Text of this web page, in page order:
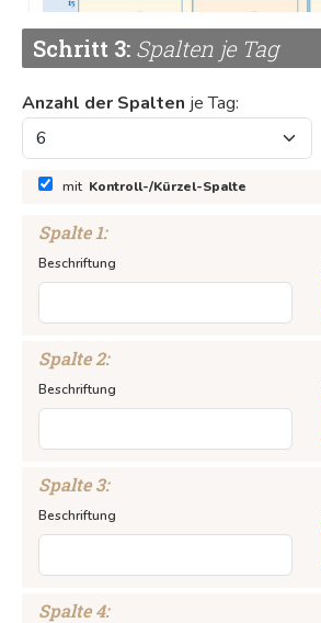
Schritt 3: Spalten je Tag
Anzahl der Spalten je Tag:
mit Kontroll-/Kürzel-Spalte
Spalte1:
Beschriftung
Spalte2:
Beschriftung
Spalte3:
Beschriftung
Spalte4:
notizblock24.de
gutscheinkarten24.dehaftnotizblock24.de
WEITERE PRODUKTE
Notizblöcke
Recycling
Kalender
Textilien / Taschen